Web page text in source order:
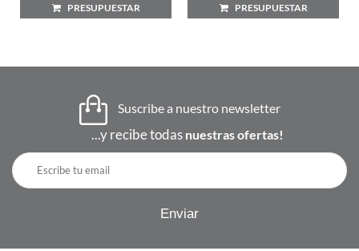
PRESUPUESTAR PRESUPUESTAR
Suscribe a nuestro newsletter
...y recibe todas nuestras ofertas!